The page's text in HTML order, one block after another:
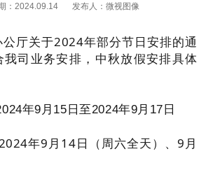
：2024.09.14 发布人：微视图像
厅关于2024年部分节日安排的通
司业务安排，中秋放假安排具体
年9月15日至2024年9月17日
年9月14日（周六全天）、9月